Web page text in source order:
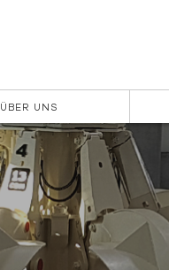
ÜBER UNS